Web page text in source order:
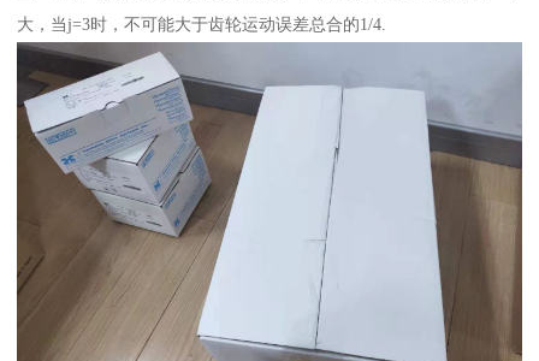
大，当j=3时，不可能大于齿轮运动误差总合的1/4.